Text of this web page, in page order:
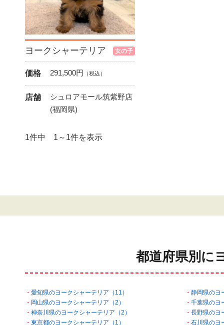
ヨークシャーテリア 女の子
価格 291,500円 （税込）
店舗
シュロアモール筑紫野店
(福岡県)
1件中 1～1件を表示
都道府県別に
愛知県のヨークシャーテリア（11）
静岡県のヨ
岡山県のヨークシャーテリア（2）
千葉県のヨ
神奈川県のヨークシャーテリア（2）
長野県のヨ
東京都のヨークシャーテリア（1）
石川県のヨ